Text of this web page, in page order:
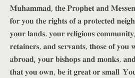
𝐌𝐮𝐡𝐚𝐦𝐦𝐚𝐝, 𝐭𝐡𝐞 𝐏𝐫𝐨𝐩𝐡𝐞𝐭 𝐚𝐧𝐝
𝐟𝐨𝐫 𝐲𝐨𝐮 𝐭𝐡𝐞 𝐫𝐢𝐠𝐡𝐭𝐬 𝐨𝐟 𝐚 𝐩𝐫𝐨𝐭𝐞𝐜𝐭𝐞𝐝
𝐲𝐨𝐮𝐫 𝐥𝐚𝐧𝐝𝐬, 𝐲𝐨𝐮𝐫 𝐫𝐞𝐥𝐢𝐠𝐢𝐨𝐮𝐬
𝐫𝐞𝐭𝐚𝐢𝐧𝐞𝐫𝐬, 𝐚𝐧𝐝 𝐬𝐞𝐫𝐯𝐚𝐧𝐭𝐬, 𝐭𝐡𝐨𝐬𝐞 𝐨𝐟
𝐚𝐛𝐫𝐨𝐚𝐝, 𝐲𝐨𝐮𝐫 𝐛𝐢𝐬𝐡𝐨𝐩𝐬 𝐚𝐧𝐝 𝐦𝐨𝐧𝐤𝐬, 𝐚𝐧𝐝
𝐭𝐡𝐚𝐭 𝐲𝐨𝐮 𝐨𝐰𝐧, 𝐛𝐞 𝐢𝐭 𝐠𝐫𝐞𝐚𝐭 𝐨𝐫 𝐬𝐦𝐚𝐥𝐥.